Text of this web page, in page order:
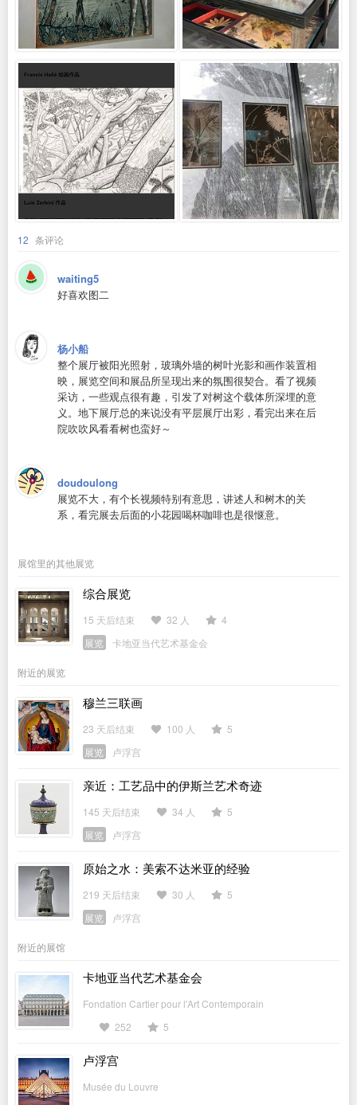
12 条评论
waiting5
好喜欢图二
杨小船
整个展厅被阳光照射，玻璃外墙的树叶光影和画作装置相
映，展览空间和展品所呈现出来的氛围很契合。看了视频
采访，一些观点很有趣，引发了对树这个载体所深埋的意
义。地下展厅总的来说没有平层展厅出彩，看完出来在后
院吹吹风看看树也蛮好～
doudoulong
展览不大，有个长视频特别有意思，讲述人和树木的关
系，看完展去后面的小花园喝杯咖啡也是很惬意。
展馆里的其他展览
综合展览
15 天后结束 32 人
4
展览
卡地亚当代艺术基金会
附近的展览
穆兰三联画
23 天后结束 100 人
5
展览
卢浮宫
亲近：工艺品中的伊斯兰艺术奇迹
145 天后结束 34 人
5
展览
卢浮宫
原始之水：美索不达米亚的经验
219 天后结束 30 人
5
展览
卢浮宫
附近的展馆
卡地亚当代艺术基金会
Fondation Cartier pour l'Art Contemporain
252
5
卢浮宫
Musée du Louvre